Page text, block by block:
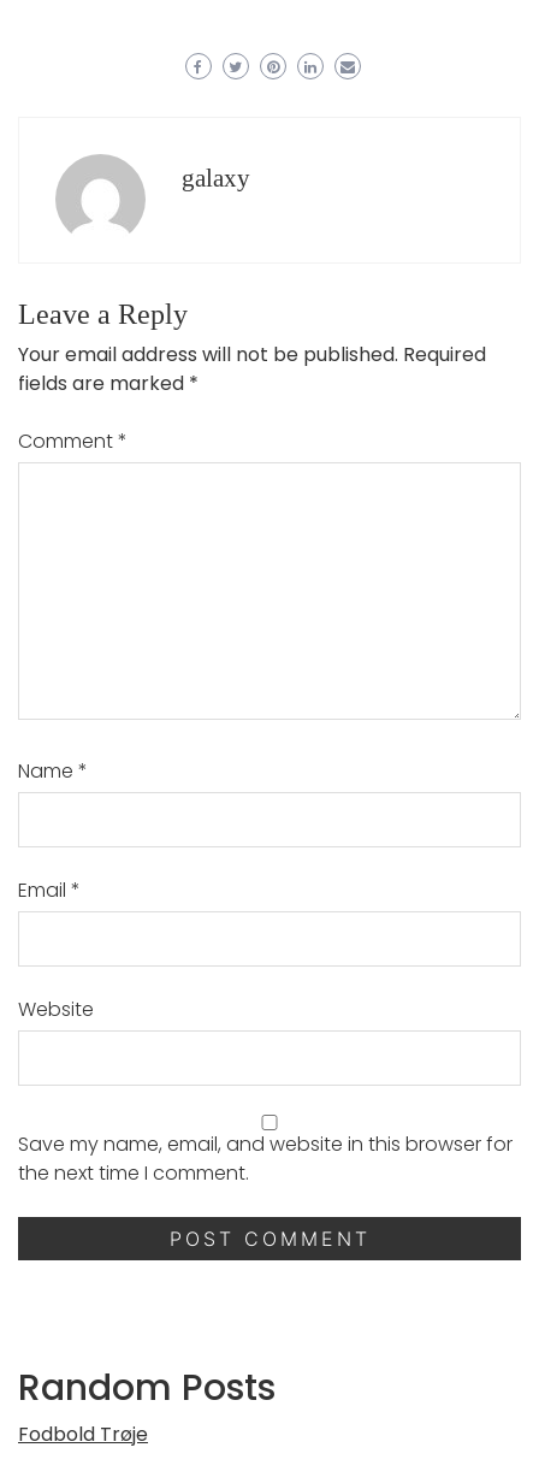
galaxy
Leave a Reply
Your email address will not be published. Required
fields are marked *
Comment*
Name *
Email *
Website
Save my name, email, and website in this browser for
the next time I comment.
Random Posts
Fodbold Trøje